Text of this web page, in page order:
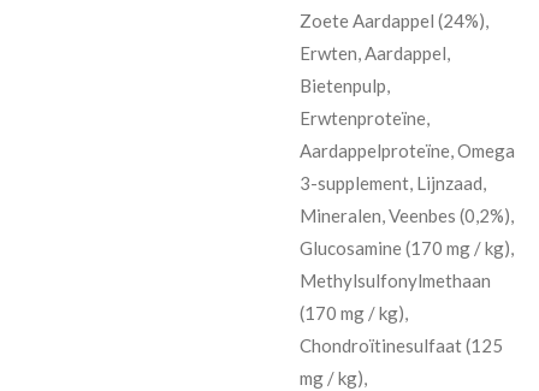
Zoete Aardappel (24%),
Erwten, Aardappel,
Bietenpulp,
Erwtenproteïne,
Aardappelproteïne, Omega
3-supplement, Lijnzaad,
Mineralen, Veenbes (0,2%),
Glucosamine (170 mg / kg),
Methylsulfonylmethaan
(170 mg / kg),
Chondroïtinesulfaat (125
mg / kg),